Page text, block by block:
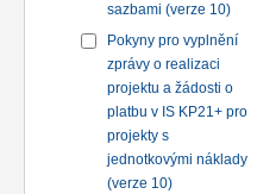
sazbami (verze 10)
Pokyny pro vyplnění
zprávy o realizaci
projektu a žádosti o
platbu v IS KP21+ pro
projekty s
jednotkovými náklady
(verze 10)